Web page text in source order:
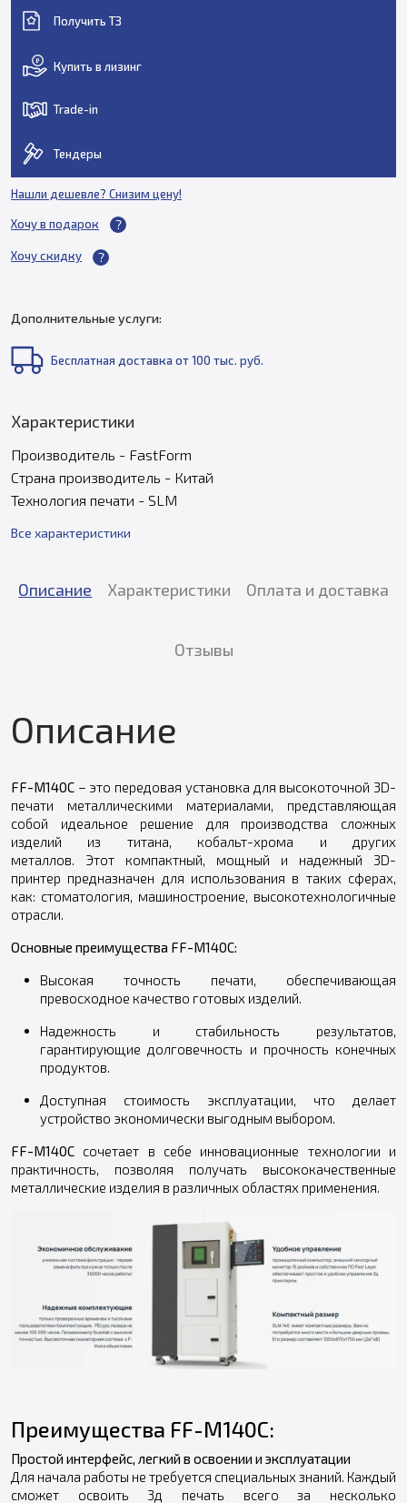
Получить ТЗ
Купить в лизинг
Trade-in
Тендеры
Нашли дешевле? Снизим цену!
Хочу в подарок
Хочу скидку
Дополнительные услуги:
Бесплатная доставка от 100 тыс. руб.
Характеристики
Производитель - FastForm
Страна производитель - Китай
Технология печати - SLM
Все характеристики
Описание Характеристики Оплата и доставка
Отзывы
Описание
FF-M140C – это передовая установка для высокоточной 3D-
печати металлическими материалами, представляющая
собой идеальное решение для производства сложных
изделий из титана, кобальт-хрома и других
металлов. Этот компактный, мощный и надежный 3D-
принтер предназначен для использования в таких сферах,
как: стоматология, машиностроение, высокотехнологичные
отрасли.
Основные преимущества FF-M140C:
Высокая точность печати, обеспечивающая
превосходное качество готовых изделий.
Надежность и стабильность результатов,
гарантирующие долговечность и прочность конечных
продуктов.
Доступная стоимость эксплуатации, что делает
устройство экономически выгодным выбором.
FF-M140C сочетает в себе инновационные технологии и
практичность, позволяя получать высококачественные
металлические изделия в различных областях применения.
Преимущества FF-M140C:
Простой интерфейс, легкий в освоении и эксплуатации
Для начала работы не требуется специальных знаний. Каждый
сможет освоить 3д печать всего за несколько